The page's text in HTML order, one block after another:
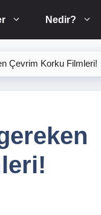
Nedir?
Çevrim Korku Filmleri!